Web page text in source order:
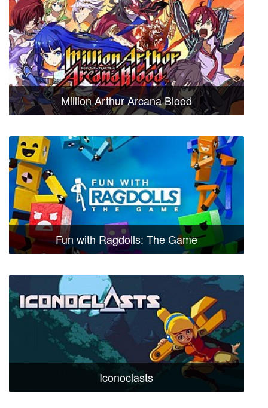
Million Arthur Arcana Blood
Fun with Ragdolls: The Game
Iconoclasts